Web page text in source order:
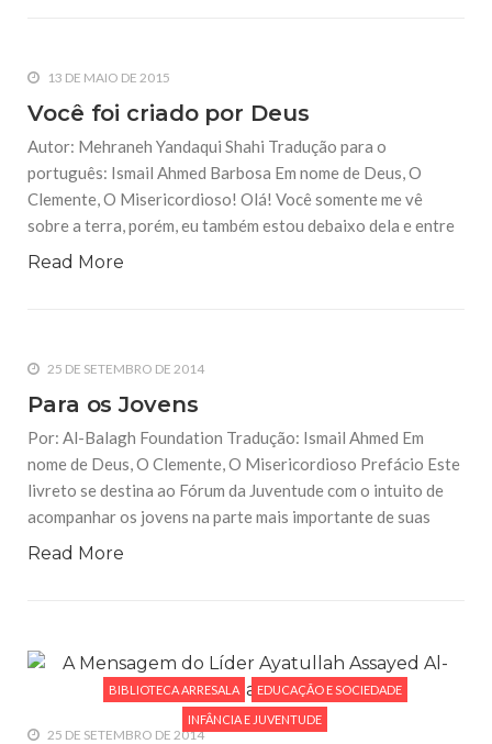
13 DE MAIO DE 2015
Você foi criado por Deus
Autor: Mehraneh Yandaqui Shahi Tradução para o
português: Ismail Ahmed Barbosa Em nome de Deus, O
Clemente, O Misericordioso! Olá! Você somente me vê
sobre a terra, porém, eu também estou debaixo dela e entre
Read More
25 DE SETEMBRO DE 2014
Para os Jovens
Por: Al-Balagh Foundation Tradução: Ismail Ahmed Em
nome de Deus, O Clemente, O Misericordioso Prefácio Este
livreto se destina ao Fórum da Juventude com o intuito de
acompanhar os jovens na parte mais importante de suas
Read More
BIBLIOTECA ARRESALA EDUCAÇÃO E SOCIEDADE
INFÂNCIA E JUVENTUDE
25 DE SETEMBRO DE 2014